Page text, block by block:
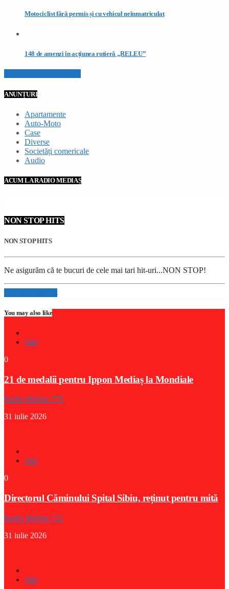
Motociclist fără permis și cu vehicul neînmatriculat
148 de amenzi în acțiunea rutieră „RELEU”
ANUNȚURI
Apartamente
Auto-Moto
Case
Diverse
Societăți comericale
Audio
ACUM LA RADIO MEDIAȘ
NON STOP HITS
NON STOP HITS
Ne asigurăm că te bucuri de cele mai tari hit-uri...NON STOP!
Info and episodes
You may also like
Stiri
0
21 de medalii pentru Ippon Mediaș la Mondiale
Radio Medias 725
31 iulie 2026
Stiri
0
Directorul Căminului Spital Sibiu, reținut pentru mită
Radio Medias 725
31 iulie 2026
Stiri